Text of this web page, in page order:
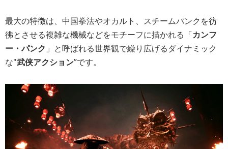
最大の特徴は、中国拳法やオカルト、スチームパンクを彷
彿とさせる複雑な機械などをモチーフに描かれる「カンフ
ー・パンク 」と呼ばれる世界観で繰り広げるダイナミック
な"武侠アクション”です。